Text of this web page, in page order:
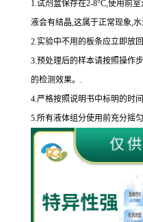
1.试剂盒保存在2-8°C,使用前室
液会有结晶,这属于正常现象,
2.实验中不用的板条应立即放
3.预处理后的样本请按照操作
的检测效果。 .
4.严格按照说明书中标明的时
5.所有液体组分使用前充分摇匀